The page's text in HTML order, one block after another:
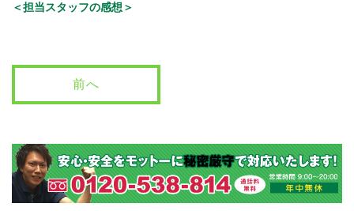
＜担当スタッフの感想＞
前へ